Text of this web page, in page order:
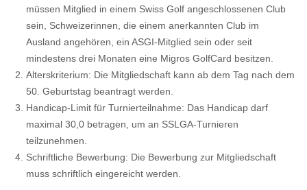
müssen Mitglied in einem Swiss Golf angeschlossenen Club
sein, Schweizerinnen, die einem anerkannten Club im
Ausland angehören, ein ASGI-Mitglied sein oder seit
mindestens drei Monaten eine Migros GolfCard besitzen.
Alterskriterium: Die Mitgliedschaft kann ab dem Tag nach dem
50. Geburtstag beantragt werden.
Handicap-Limit für Turnierteilnahme: Das Handicap darf
maximal 30,0 betragen, um an SSLGA-Turnieren
teilzunehmen.
Schriftliche Bewerbung: Die Bewerbung zur Mitgliedschaft
muss schriftlich eingereicht werden.